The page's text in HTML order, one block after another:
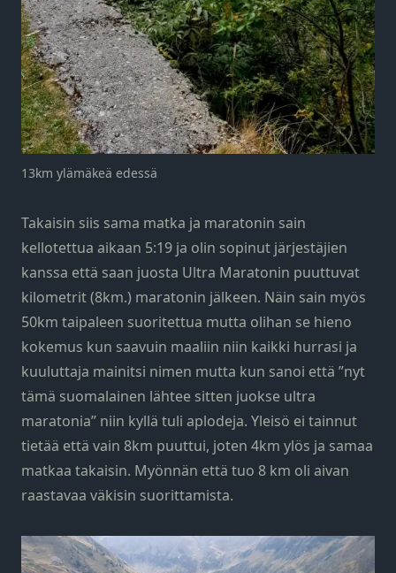
13km ylämäkeä edessä
Takaisin siis sama matka ja maratonin sain
kellotettua aikaan 5:19 ja olin sopinut järjestäjien
kanssa että saan juosta Ultra Maratonin puuttuvat
kilometrit (8km.) maratonin jälkeen. Näin sain myös
50km taipaleen suoritettua mutta olihan se hieno
kokemus kun saavuin maaliin niin kaikki hurrasi ja
kuuluttaja mainitsi nimen mutta kun sanoi että ”nyt
tämä suomalainen lähtee sitten juokse ultra
maratonia” niin kyllä tuli aplodeja. Yleisö ei tainnut
tietää että vain 8km puuttui, joten 4km ylös ja samaa
matkaa takaisin. Myönnän että tuo 8 km oli aivan
raastavaa väkisin suorittamista.